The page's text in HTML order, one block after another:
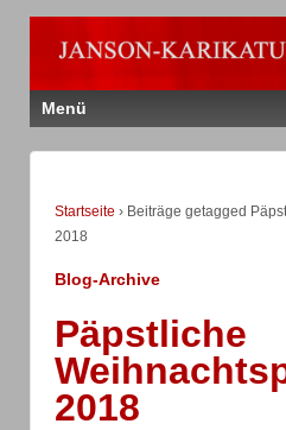
Menü
Startseite › Beiträge getagged
2018
Blog-Archive
Päpstliche
2018